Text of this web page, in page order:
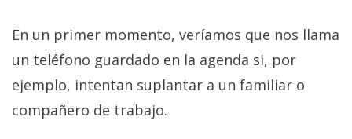
En un primer momento, veríamos que nos llama
un teléfono guardado en la agenda si, por
ejemplo, intentan suplantar a un familiar o
compañero de trabajo.